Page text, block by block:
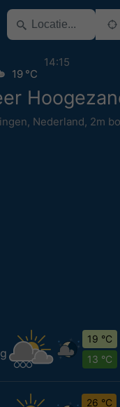
, Nederland, 2m
19 °C
14:15
19 °C
13 °C
26 °C